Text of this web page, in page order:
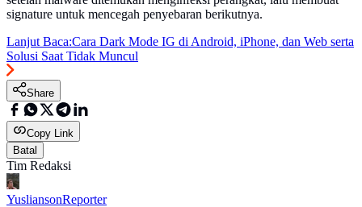
signature untuk mencegah penyebaran berikutnya.
Lanjut Baca:Cara Dark Mode IG di Android, iPhone, dan Web serta
Solusi Saat Tidak Muncul
Share
Copy Link
Batal
Tim Redaksi
YusliansonReporter